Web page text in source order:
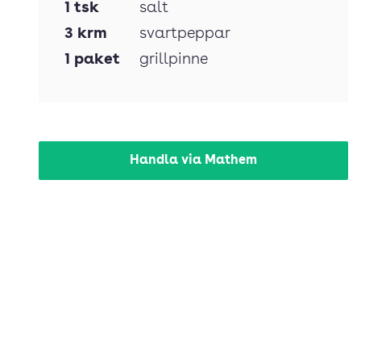
1 tsk
salt
3 krm
svartpeppar
1 paket grillpinne
Handla via Mathem